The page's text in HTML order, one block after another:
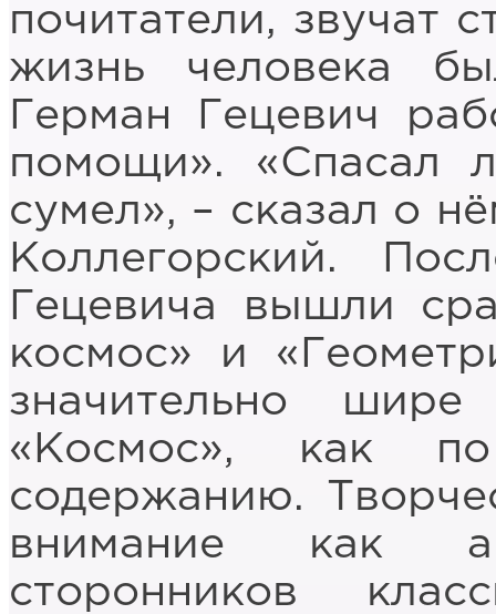
почитатели, звучат
жизнь человека
Герман Гецевич
помощи». «Спасал
сумел», – сказал о
Коллегорский.
Гецевича вышли
космос» и
значительно
«Космос», как
содержанию.
внимание как
сторонников